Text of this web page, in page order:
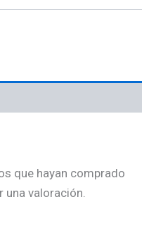
que hayan comprado
una valoración.